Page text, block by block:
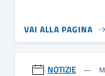
VAI ALLA PAGINA
NOTIZIE